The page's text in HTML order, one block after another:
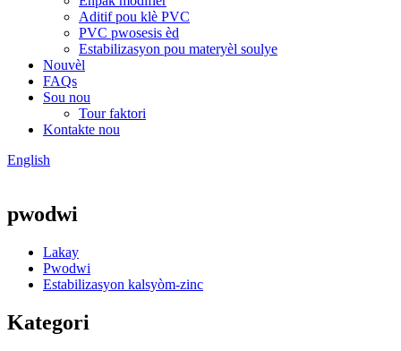
Aditif pou klè PVC
PVC pwosesis èd
Estabilizasyon pou materyèl soulye
Nouvèl
FAQs
Sou nou
Tour faktori
Kontakte nou
English
pwodwi
Lakay
Pwodwi
Estabilizasyon kalsyòm-zinc
Kategori